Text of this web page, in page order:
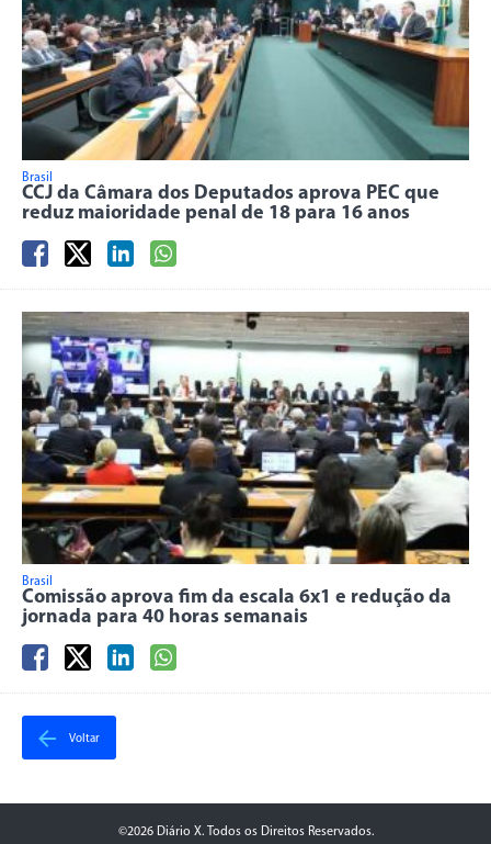
Brasil
CCJ da Câmara dos Deputados aprova PEC que
reduz maioridade penal de 18 para 16 anos
Brasil
Comissão aprova fim da escala 6x1 e redução da
jornada para 40 horas semanais
Voltar
©2026 Diário X. Todos os Direitos Reservados.